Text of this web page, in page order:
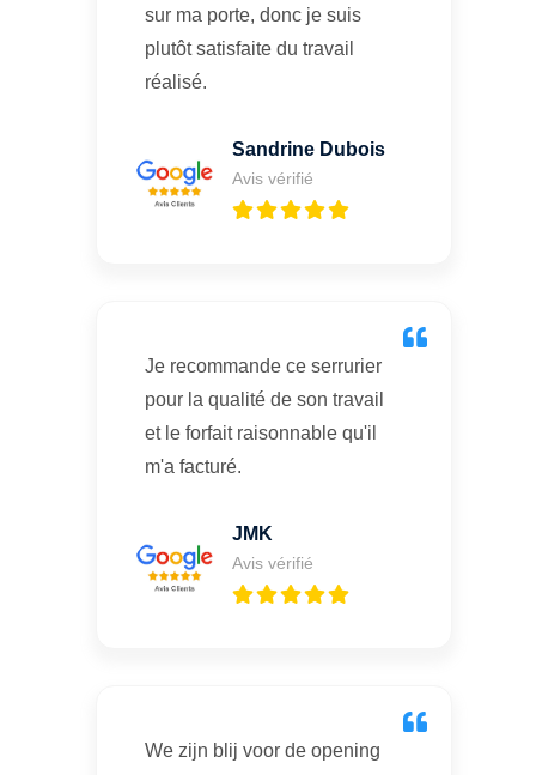
sur ma porte, donc je suis
plutôt satisfaite du travail
réalisé.
Sandrine Dubois
Avis vérifié
Je recommande ce serrurier
pour la qualité de son travail
et le forfait raisonnable qu'il
m'a facturé.
JMK
Avis vérifié
We zijn blij voor de opening